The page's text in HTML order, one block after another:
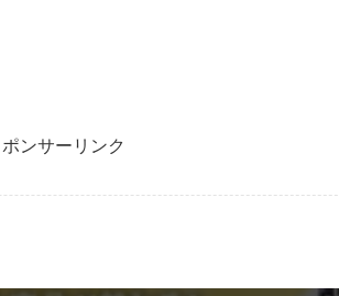
ンサーリンク